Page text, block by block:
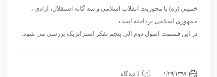
خمینی (ره) با محوریت انقلاب اسلامی و سه گانه استقلال، آزادی ،
جمهوری اسلامی پرداخته است.
در این قسمت اصول دوم الی پنجم تفکر استراتژیک بررسی می شود.
۰۱/۲۹/۱۳۹۷
1 دیدگاه